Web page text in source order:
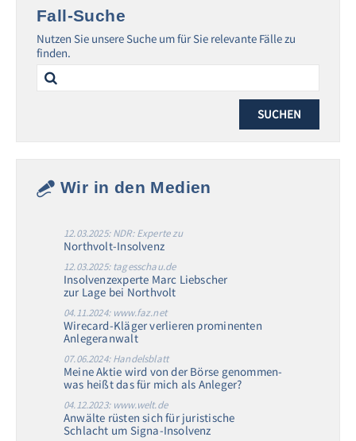
Fall-Suche
Nutzen Sie unsere Suche um für Sie relevante Fälle zu
finden.
Search
for:
Wir in den Medien
12.03.2025: NDR: Experte zu
Northvolt-Insolvenz
12.03.2025: tagesschau.de
Insolvenzexperte Marc Liebscher
zur Lage bei Northvolt
04.11.2024: www.faz.net
Wirecard-Kläger verlieren prominenten
Anlegeranwalt
07.06.2024: Handelsblatt
Meine Aktie wird von der Börse genommen-
was heißt das für mich als Anleger?
04.12.2023: www.welt.de
Anwälte rüsten sich für juristische
Schlacht um Signa-Insolvenz